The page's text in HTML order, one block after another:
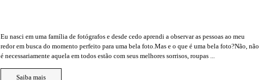
Eu nasci em uma família de fotógrafos e desde cedo aprendi a observar as pessoas ao meu
redor em busca do momento perfeito para uma bela foto.Mas e o que é uma bela foto?Não, não
é necessariamente aquela em todos estão com seus melhores sorrisos, roupas ...
Saiba mais